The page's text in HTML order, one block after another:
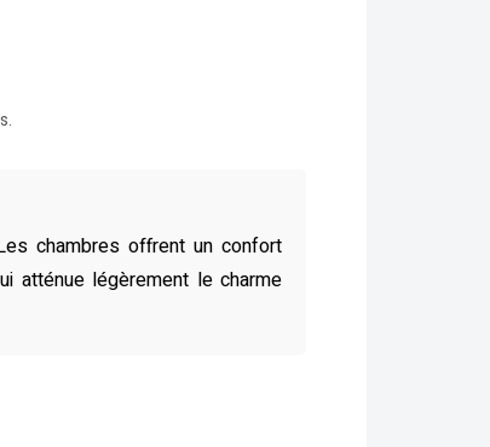
chambres offrent un confort
atténue légèrement le charme